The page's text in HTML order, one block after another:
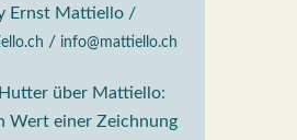
Ernst Mattiello /
/ info@mattiello.ch
über Mattiello:
Wert einer Zeichnung